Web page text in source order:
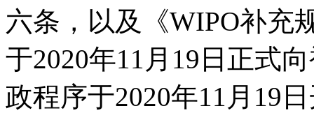
六条，以及《WIPO补充
于2020年11月19日正式
政程序于2020年11月19